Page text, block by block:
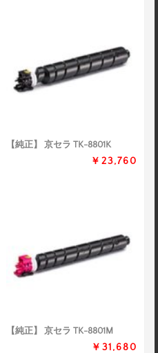
【純正】 京セラ TK-8801K
￥23,760
【純正】 京セラ TK-8801M
￥31,680